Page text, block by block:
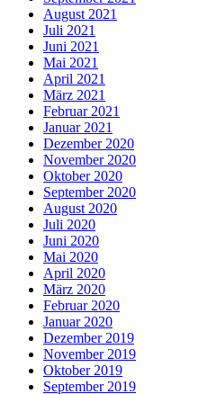
August 2021
Juli 2021
Juni 2021
Mai 2021
April 2021
März 2021
Februar 2021
Januar 2021
Dezember 2020
November 2020
Oktober 2020
September 2020
August 2020
Juli 2020
Juni 2020
Mai 2020
April 2020
März 2020
Februar 2020
Januar 2020
Dezember 2019
November 2019
Oktober 2019
September 2019